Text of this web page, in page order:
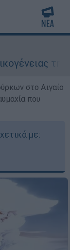
38χρονης
στο Αιγαίο
που
με: